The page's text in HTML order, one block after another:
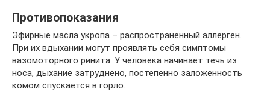
Противопоказания
Эфирные масла укропа – распространенный аллерген.
При их вдыхании могут проявлять себя симптомы
вазомоторного ринита. У человека начинает течь из
носа, дыхание затруднено, постепенно заложенность
комом спускается в горло.